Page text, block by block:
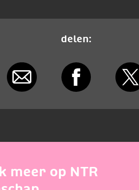
delen:
meer op NTR